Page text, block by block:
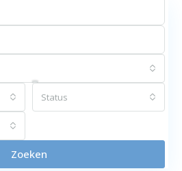
Status
Zoeken